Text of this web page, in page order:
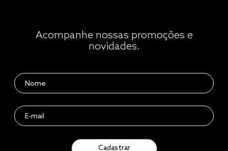
Acompanhe nossas promoções e
novidades.
Cadastrar